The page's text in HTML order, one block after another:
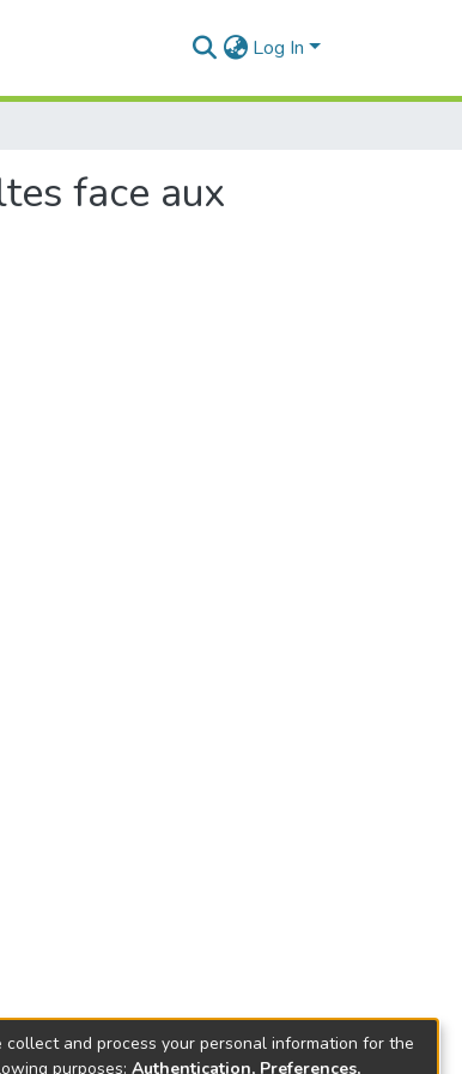
Log In
face aux
collect and process your personal information for the
purposes: Authentication, Preferences,